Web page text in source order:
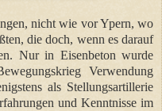
nicht wie vor Ypern, wo
die doch, wenn es darauf
Nur in Eisenbeton wurde
Verwendung
als Stellungsartillerie
und Kenntnisse im